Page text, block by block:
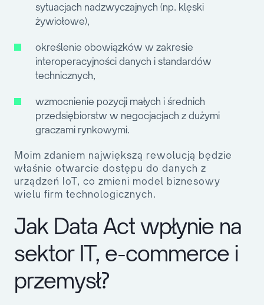
sytuacjach nadzwyczajnych (np. klęski
żywiołowe),
określenie obowiązków w zakresie
interoperacyjności danych i standardów
technicznych,
wzmocnienie pozycji małych i średnich
przedsiębiorstw w negocjacjach z dużymi
graczami rynkowymi.
Moim zdaniem największą rewolucją będzie
właśnie otwarcie dostępu do danych z
urządzeń IoT, co zmieni model biznesowy
wielu firm technologicznych.
Jak Data Act wpłynie na
sektor IT, e-commerce i
przemysł?